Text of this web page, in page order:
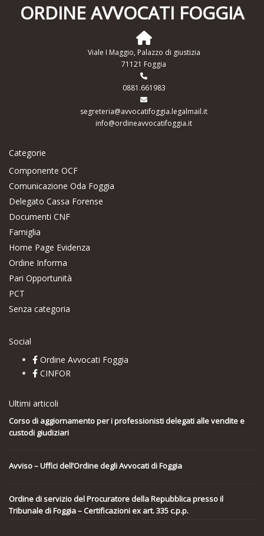
ORDINE AVVOCATI FOGGIA
Viale I Maggio, Palazzo di giustizia
71121 Foggia
0881.661983
segreteria@avvocatifoggia.legalmail.it
info@ordineavvocatifoggia.it
Categorie
Componente OCF
Comunicazione Oda Foggia
Delegato Cassa Forense
Documenti CNF
Famiglia
Home Page Evidenza
Ordine Informa
Pari Opportunità
PCT
Senza categoria
Social
Ordine Avvocati Foggia
CINFOR
Ultimi articoli
Corso di aggiornamento per i professionisti delegati alle vendite e
custodi giudiziari
Avviso – Uffici dell’Ordine degli Avvocati di Foggia
Ordine di servizio del Procuratore della Repubblica presso il
Tribunale di Foggia – Certificazioni ex art. 335 c.p.p.